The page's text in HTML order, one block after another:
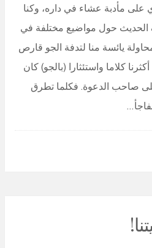
مأدبة عشاء في داره، وكنا
حول مواضيع مختلفة في
يائسة منا لتدفة الجو قارص
كلاما واستئثارا (بالجو) كان
صاحب الدعوة. فكلما تطرق